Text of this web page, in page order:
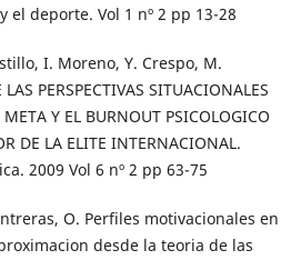
el deporte. Vol 1 nº 2 pp 13-28
I. Moreno, Y. Crespo, M.
PERSPECTIVAS SITUACIONALES
Y EL BURNOUT PSICOLOGICO
DE LA ELITE INTERNACIONAL.
2009 Vol 6 nº 2 pp 63-75
O. Perfiles motivacionales en
desde la teoria de las